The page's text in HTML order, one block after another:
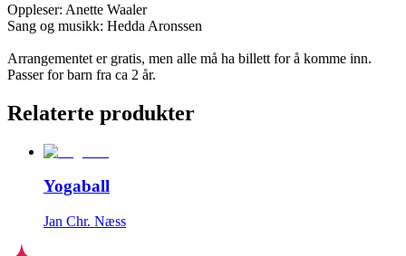
Oppleser: Anette Waaler
Sang og musikk: Hedda Aronssen
Arrangementet er gratis, men alle må ha billett for å komme inn.
Passer for barn fra ca 2 år.
Relaterte produkter
Yogaball
Jan Chr. Næss